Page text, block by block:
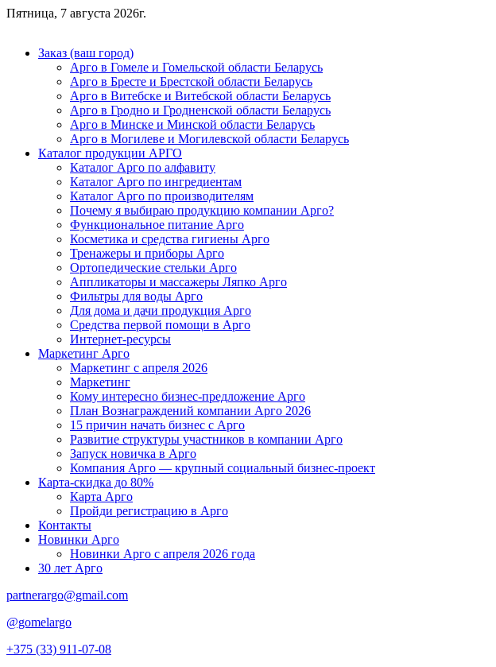
Пятница, 7 августа 2026г.
Заказ (ваш город)
Арго в Гомеле и Гомельской области Беларусь
Арго в Бресте и Брестской области Беларусь
Арго в Витебске и Витебской области Беларусь
Арго в Гродно и Гродненской области Беларусь
Арго в Минске и Минской области Беларусь
Арго в Могилеве и Могилевской области Беларусь
Каталог продукции АРГО
Каталог Арго по алфавиту
Каталог Арго по ингредиентам
Каталог Арго по производителям
Почему я выбираю продукцию компании Арго?
Функциональное питание Арго
Косметика и средства гигиены Арго
Тренажеры и приборы Арго
Ортопедические стельки Арго
Аппликаторы и массажеры Ляпко Арго
Фильтры для воды Арго
Для дома и дачи продукция Арго
Средства первой помощи в Арго
Интернет-ресурсы
Маркетинг Арго
Маркетинг с апреля 2026
Маркетинг
Кому интересно бизнес-предложение Арго
План Вознаграждений компании Арго 2026
15 причин начать бизнес с Арго
Развитие структуры участников в компании Арго
Запуск новичка в Арго
Компания Арго — крупный социальный бизнес-проект
Карта-скидка до 80%
Карта Арго
Пройди регистрацию в Арго
Контакты
Новинки Арго
Новинки Арго с апреля 2026 года
30 лет Арго
partnerargo@gmail.com
@gomelargo
+375 (33) 911-07-08